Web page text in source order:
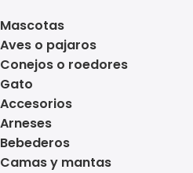
Mascotas
Aves o pajaros
Conejos o roedores
Gato
Accesorios
Arneses
Bebederos
Camas y mantas